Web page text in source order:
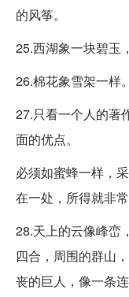
的风筝。
25.西湖象一块碧玉
26.棉花象雪架一样。
27.只看一个人的著
面的优点。
必须如蜜蜂一样，
在一处，所得就非
28.天上的云像峰峦
四合，周围的群山
丧的巨人，像一条